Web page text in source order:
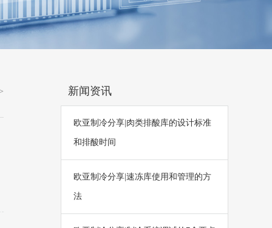
新闻资讯
欧亚制冷分享|肉类排酸库的设计标准
和排酸时间
欧亚制冷分享|速冻库使用和管理的方
法